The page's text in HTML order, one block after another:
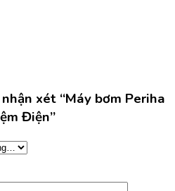
xét “Máy bơm Periha
Điện”